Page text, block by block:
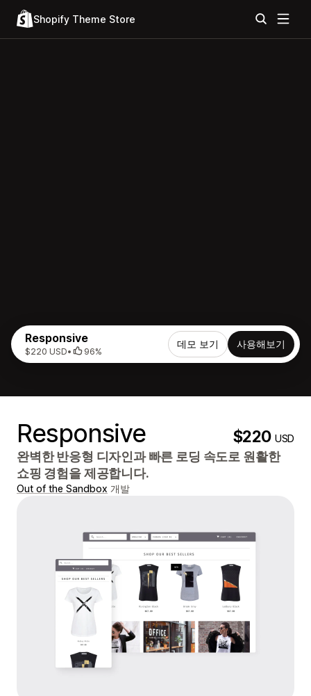
Shopify Theme Store
Responsive
$220 USD• 96%
데모 보기 사용해보기
Responsive $220USD
완벽한 반응형 디자인과 빠른 로딩 속도로 원활한
쇼핑 경험을 제공합니다.
Out of the Sandbox 개발